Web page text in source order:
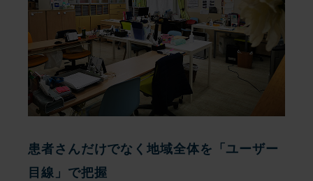
患者さんだけでなく地域全体を「ユーザー
目線」で把握